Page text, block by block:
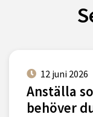
12 juni 2026
Anställa
behöver